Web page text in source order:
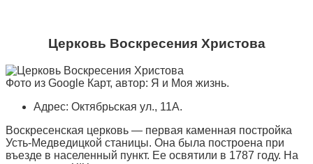
Церковь Воскресения Христова
Фото из Google Карт, автор: Я и Моя жизнь.
Адрес: Октябрьская ул., 11А.
Воскресенская церковь — первая каменная постройка
Усть-Медведицкой станицы. Она была построена при
въезде в населенный пункт. Ее освятили в 1787 году. На